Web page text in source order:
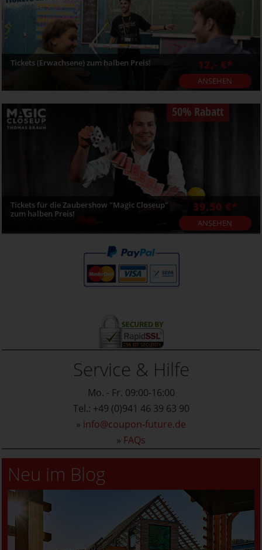
Tickets (Erwachsene) zum halben Preis! 12,- €*
ANSEHEN
50% Rabatt
Tickets für die Zaubershow "Magic Closeup"
zum halben Preis!
39,50 €*
ANSEHEN
Service & Hilfe
Mo. - Fr. 09:00-16:00
Tel.: +49 (0)941 46 39 63 90
» info@coupon-future.de
» FAQs
Neu im Blog